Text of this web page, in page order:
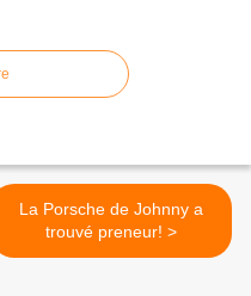
La Porsche de Johnny a
trouvé preneur! >